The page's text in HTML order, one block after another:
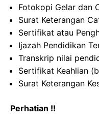
Fotokopi Gelar dan
Surat Keterangan
Sertifikat atau
Ijazah Pendidikan
Transkrip nilai
Sertifikat Keahlian
Surat Keterangan
Perhatian !!